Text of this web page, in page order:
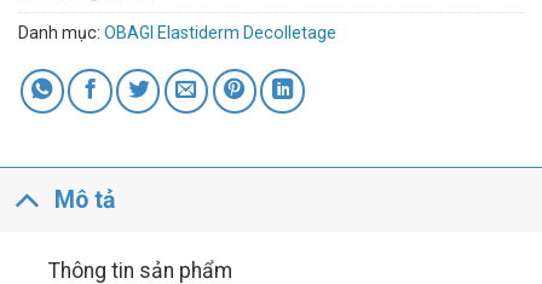
Danh mục: OBAGI Elastiderm Decolletage
Mô tả
Thông tin sản phẩm